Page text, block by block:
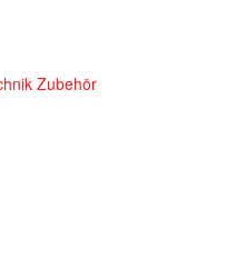
Zubehör